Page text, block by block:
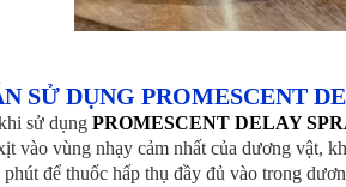
SỬ DỤNG PROMESCENT
sử dụng PROMESCENT DELAY
vào vùng nhạy cảm nhất của dương vật,
để thuốc hấp thụ đầy đủ vào trong